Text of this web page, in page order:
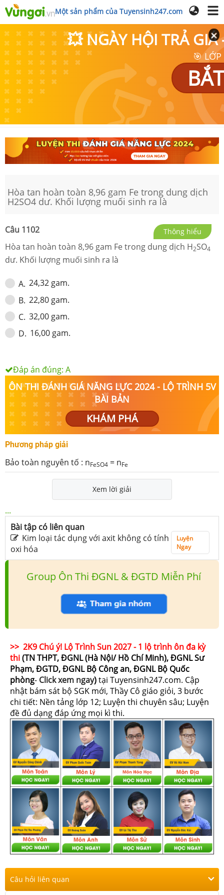
Một sản phẩm của Tuyensinh247.com
💥 NGÀY HỘI TRẢ GIÁ
🎯
Hòa tan hoàn toàn 8,96 gam Fe trong dung dịch
H2SO4 dư. Khối lượng muối sinh ra là
Câu 1102 Thông hiểu
Hòa tan hoàn toàn 8,96 gam Fe trong dung dịch H2SO4
dư. Khối lượng muối sinh ra là
A. 24,32 gam.
B. 22,80 gam.
C. 32,00 gam.
D. 16,00 gam.
Đáp án đúng: A
ÔN THI ĐÁNH GIÁ NĂNG LỰC 2024 - LỘ TRÌNH 5V
BÀI BẢN
KHÁM PHÁ
Phương pháp giải
Bảo toàn nguyên tố : nFeSO4 = nFe
Xem lời giải
...
Bài tập có liên quan
Kim loại tác dụng với axit không có tính
oxi hóa
Luyện
Ngay
Group Ôn Thi ĐGNL & ĐGTD Miễn Phí
>> 2K9 Chú ý! Lộ Trình Sun 2027 - 1 lộ trình ôn đa kỳ
thi(TN THPT, ĐGNL (Hà Nội/ Hồ Chí Minh), ĐGNL Sư
Phạm, ĐGTD, ĐGNL Bộ Công an, ĐGNL Bộ Quốc
phòng- Click xem ngay)tại Tuyensinh247.com. Cập
nhật bám sát bộ SGK mới, Thầy Cô giáo giỏi, 3 bước
chi tiết: Nền tảng lớp 12; Luyện thi chuyên sâu; Luyện
đề đủ dạng đáp ứng mọi kì thi.
Câu hỏi liên quan